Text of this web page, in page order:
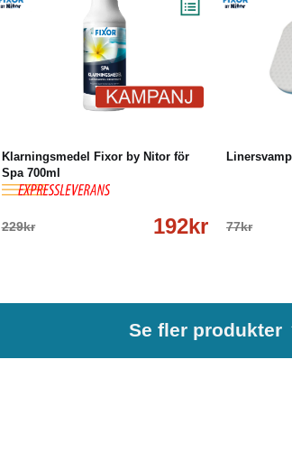
Klarningsmedel Fixor by Nitor för
Spa 700ml
229kr 192kr
Köp Läs mer
77kr
Se fler produkter